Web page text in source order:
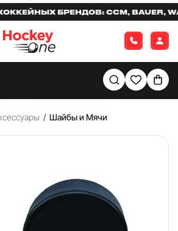
БРЕНДОВ: CCM, BAUER,
/ Шайбы и Мячи